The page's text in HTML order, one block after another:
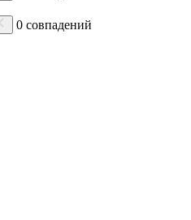
0 совпадений